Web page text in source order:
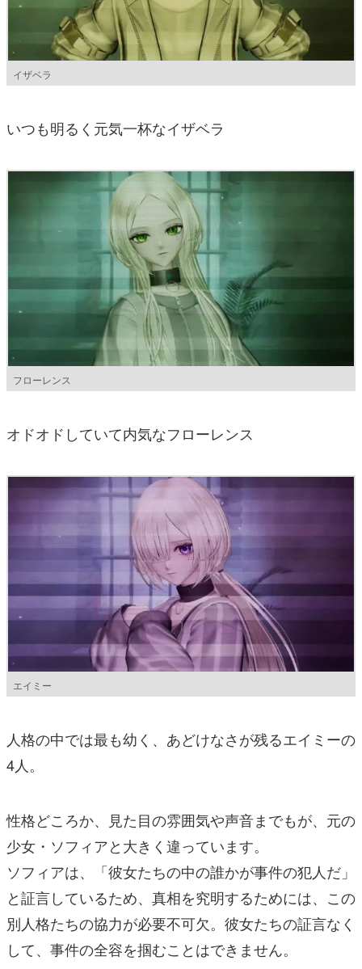
イザベラ
いつも明るく元気一杯なイザベラ
フローレンス
オドオドしていて内気なフローレンス
エイミー
人格の中では最も幼く、あどけなさが残るエイミーの
4人。
性格どころか、見た目の雰囲気や声音までもが、元の
少女・ソフィアと大きく違っています。
ソフィアは、「彼女たちの中の誰かが事件の犯人だ」
と証言しているため、真相を究明するためには、この
別人格たちの協力が必要不可欠。彼女たちの証言なく
して、事件の全容を掴むことはできません。